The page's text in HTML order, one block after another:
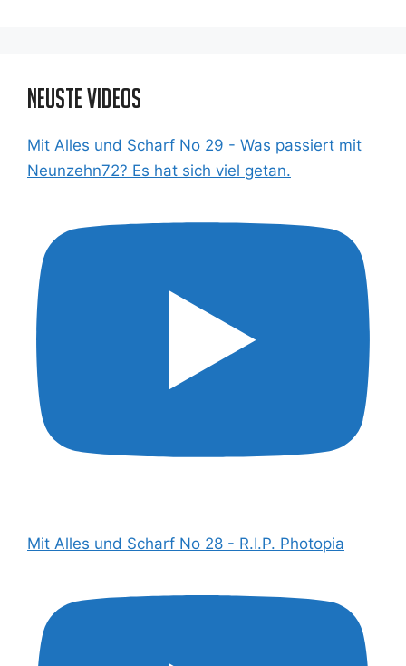
Neuste Videos
Mit Alles und Scharf No 29 - Was passiert mit
Neunzehn72? Es hat sich viel getan.
Mit Alles und Scharf No 28 - R.I.P. Photopia